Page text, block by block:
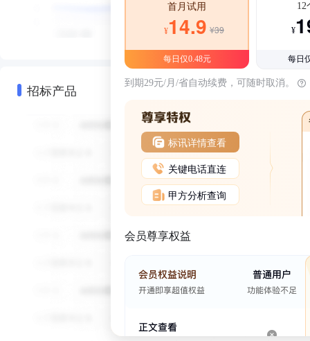
招标产品
首月试用
¥14.9 ¥39
每日仅0.48元
12
¥
每日
到期29元/月/省自动续费，可随时取消。
标讯详情查看
关键电话直连
甲方分析查询
会员尊享权益